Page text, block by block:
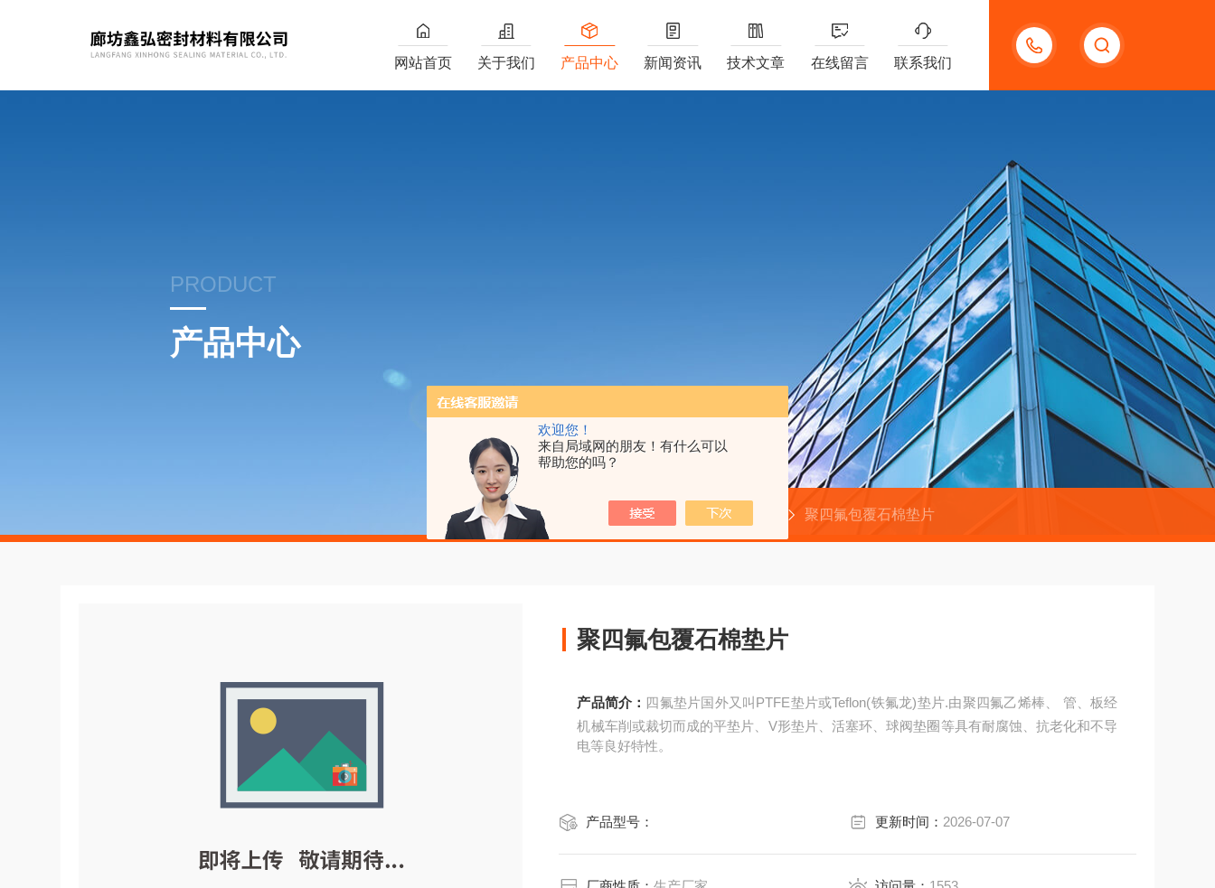
欢迎您！
来自局域网的朋友！有什么可以
帮助您的吗？
13191957898
网站首页 关于我们 产品中心 新闻资讯 技术文章 在线留言 联系我们
PRODUCT
产品中心
首页 产品中心 聚四氟包覆石棉垫片
聚四氟包覆石棉垫片
产品简介： 四氟垫片国外又叫PTFE垫片或Teflon(铁氟龙)垫片.由聚四氟乙烯棒、 管、板经
机械车削或裁切而成的平垫片、V形垫片、活塞环、球阀垫圈等具有耐腐蚀、抗老化和不导
电等良好特性。
产品型号： 更新时间： 2026-07-07